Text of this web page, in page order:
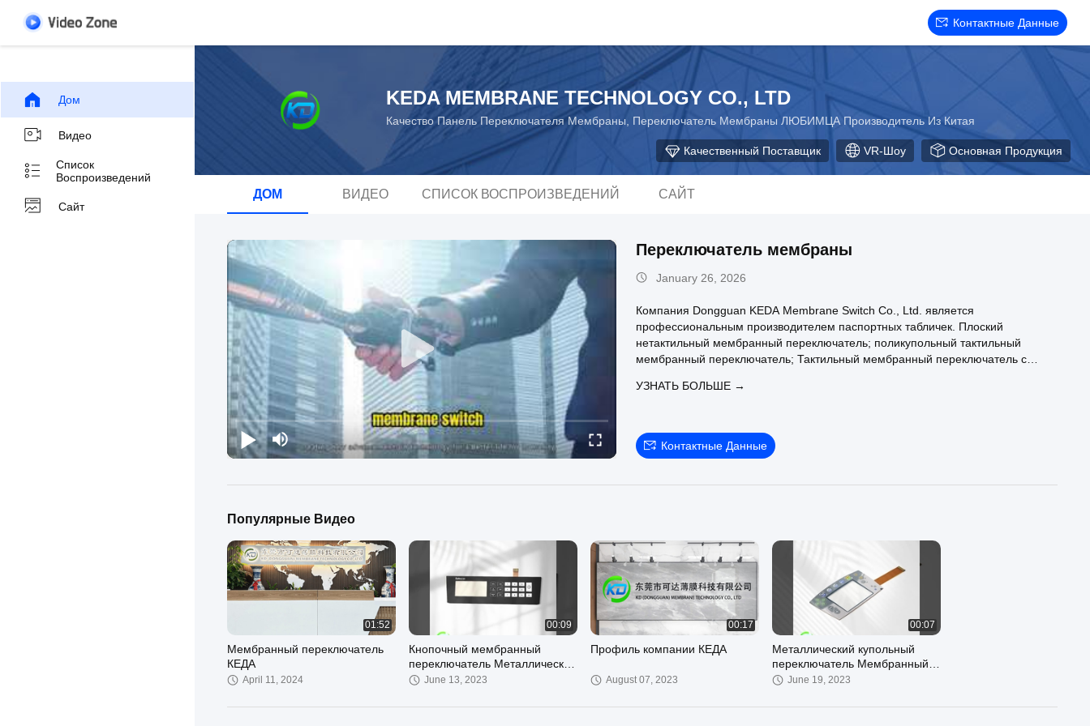
Контактные Данные
Дом
Видео
Список
Воспроизведений
Сайт
KEDA MEMBRANE TECHNOLOGY CO., LTD
Качество Панель Переключателя Мембраны, Переключатель Мембраны ЛЮБИМЦА Производитель Из Китая
Качественный Поставщик VR-Шоу Основная Продукция
ДОМ ВИДЕО СПИСОК ВОСПРОИЗВЕДЕНИЙ САЙТ
Переключатель мембраны
January 26, 2026
Компания Dongguan KEDA Membrane Switch Co., Ltd. является
профессиональным производителем паспортных табличек. Плоский
нетактильный мембранный переключатель; поликупольный тактильный
мембранный переключатель; Тактильный мембранный переключатель с
УЗНАТЬ БОЛЬШЕ →
Контактные Данные
Популярные Видео
01:52
Мембранный переключатель
КЕДА
April 11, 2024
00:09
Кнопочный мембранный
переключатель Металлическая
купольная панель интерфейса
June 13, 2023
00:17
Профиль компании КЕДА
August 07, 2023
00:07
Металлический купольный
переключатель Мембранный
переключатель FPC
купольным переключателем на
June 19, 2023